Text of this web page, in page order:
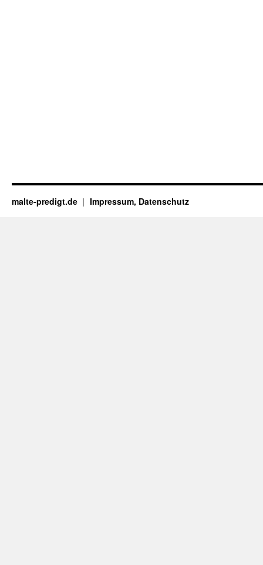
malte-predigt.de Impressum, Datenschutz